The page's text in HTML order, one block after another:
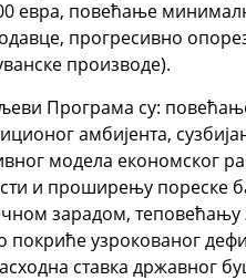
евра, повећање
прогресивно
производе).
Програма су:
амбијента,
модела економског
и проширењу пореске
зарадом, теповећању
узрокованог
ставка државног